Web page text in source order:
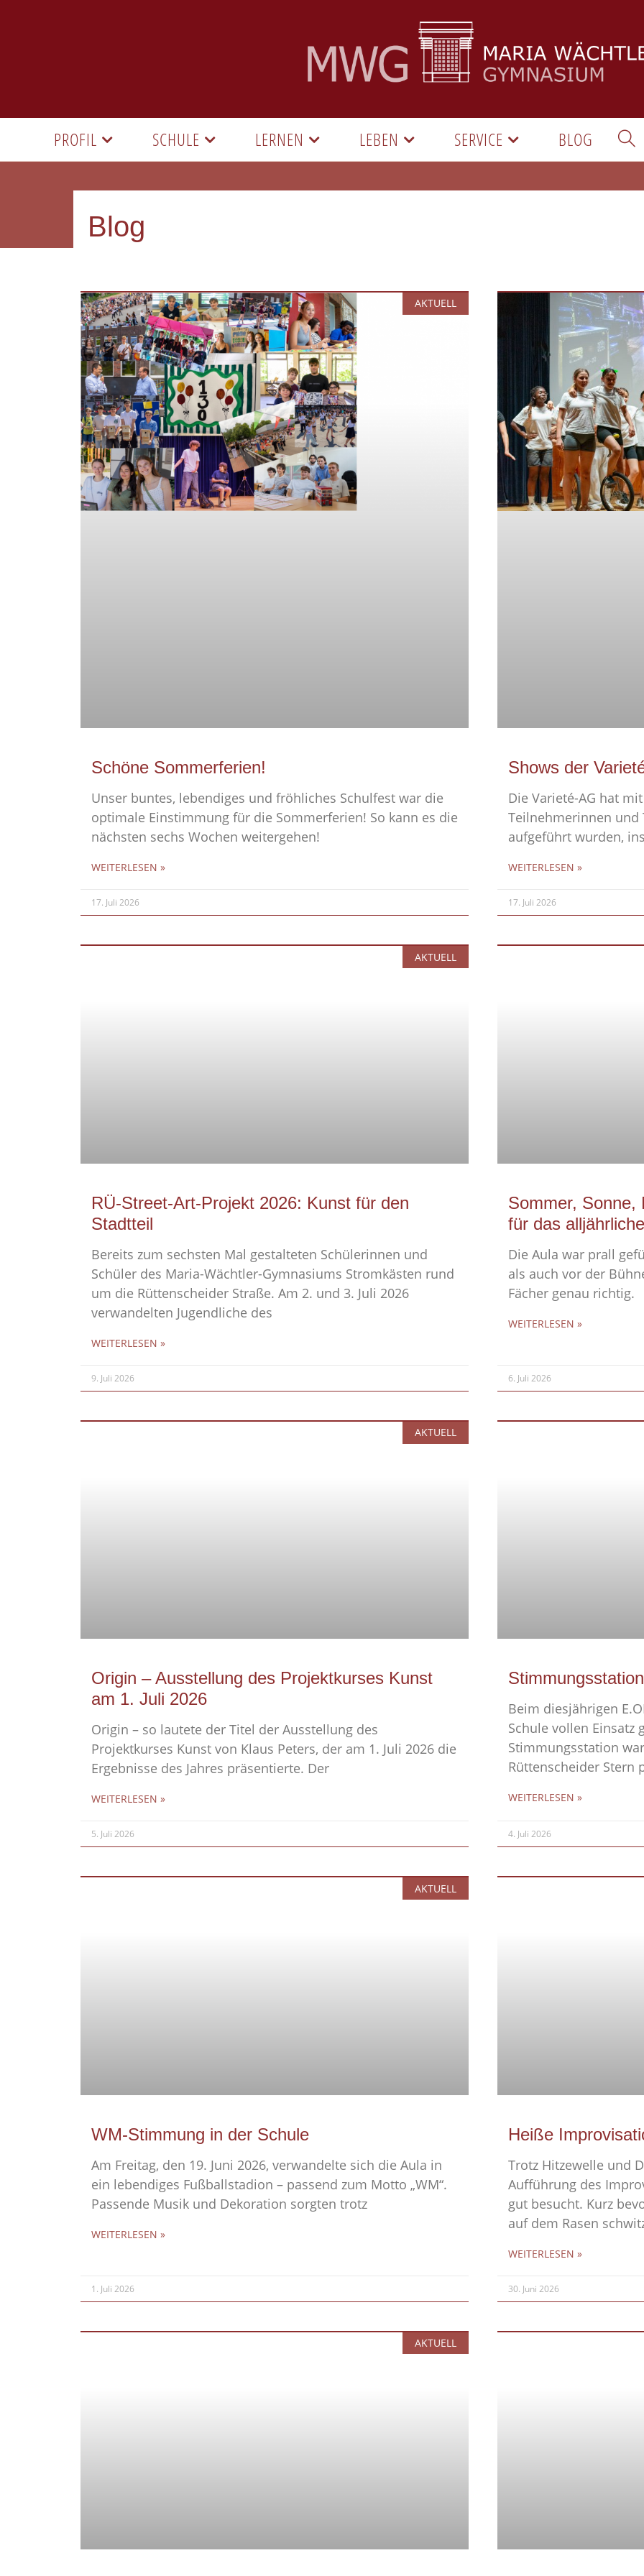
PROFIL SCHULE LERNEN LEBEN SERVICE BLOG
Blog
AKTUELL
Schöne Sommerferien!
Unser buntes, lebendiges und fröhliches Schulfest war die
optimale Einstimmung für die Sommerferien! So kann es die
nächsten sechs Wochen weitergehen!
WEITERLESEN »
17. Juli 2026
Shows der
Die Varieté-AG hat
Teilnehmerinnen und
aufgeführt wurden,
WEITERLESEN »
17. Juli 2026
AKTUELL
RÜ-Street-Art-Projekt 2026: Kunst für den
Stadtteil
Bereits zum sechsten Mal gestalteten Schülerinnen und
Schüler des Maria-Wächtler-Gymnasiums Stromkästen rund
um die Rüttenscheider Straße. Am 2. und 3. Juli 2026
verwandelten Jugendliche des
WEITERLESEN »
9. Juli 2026
Sommer, Sonne,
für das
Die Aula war prall
als auch vor der
Fächer genau richtig.
WEITERLESEN »
6. Juli 2026
AKTUELL
Origin – Ausstellung des Projektkurses Kunst
am 1. Juli 2026
Origin – so lautete der Titel der Ausstellung des
Projektkurses Kunst von Klaus Peters, der am 1. Juli 2026 die
Ergebnisse des Jahres präsentierte. Der
WEITERLESEN »
5. Juli 2026
Beim diesjährigen
Schule vollen Einsatz
Stimmungsstation
Rüttenscheider Stern
WEITERLESEN »
4. Juli 2026
AKTUELL
WM-Stimmung in der Schule
Am Freitag, den 19. Juni 2026, verwandelte sich die Aula in
ein lebendiges Fußballstadion – passend zum Motto „WM“.
Passende Musik und Dekoration sorgten trotz
WEITERLESEN »
1. Juli 2026
Heiße
Trotz Hitzewelle und
Aufführung des
gut besucht. Kurz
auf dem Rasen
WEITERLESEN »
30. Juni 2026
AKTUELL